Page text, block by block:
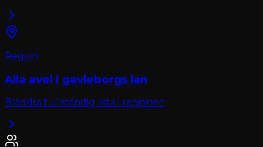
Region
Alla avel i gavleborgs lan
Bläddra fullständig lista i regionen